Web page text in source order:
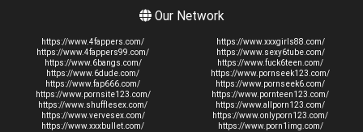
Our Network
https://www.4fappers.com/
https://www.4fappers99.com/
https://www.6bangs.com/
https://www.6dude.com/
https://www.fap666.com/
https://www.pornsite123.com/
https://www.shufflesex.com/
https://www.vervesex.com/
https://www.xxxbullet.com/
https://www.xxxgirls88.com/
https://www.sexy6tube.com/
https://www.fuck6teen.com/
https://www.pornseek123.com/
https://www.pornseek6.com/
https://www.pornteen123.com/
https://www.allporn123.com/
https://www.onlyporn123.com/
https://www.porn1img.com/